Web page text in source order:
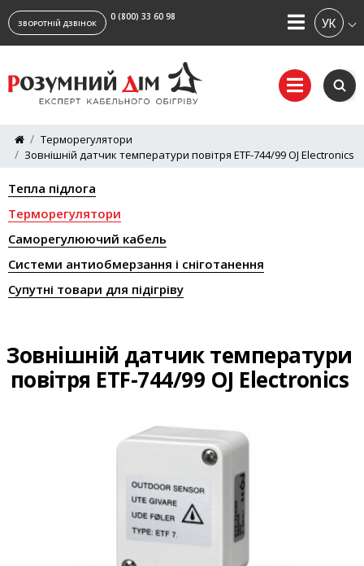
ЗВОРОТНІЙ ДЗВІНОК
0 (800) 33 60 98
Терморегулятори
Зовнішній датчик температури повітря ETF-744/99 OJ Electronics
Тепла підлога
Терморегулятори
Саморегулюючий кабель
Системи антиобмерзання і сніготанення
Супутні товари для підігріву
Зовнішній датчик температури
повітря ETF-744/99 OJ Electronics